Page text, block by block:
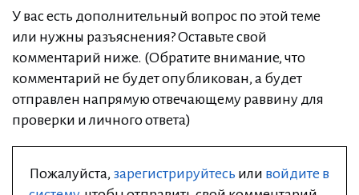
У вас есть дополнительный вопрос по этой теме
или нужны разъяснения? Оставьте свой
комментарий ниже. (Обратите внимание, что
комментарий не будет опубликован, а будет
отправлен напрямую отвечающему раввину для
проверки и личного ответа)
Пожалуйста, зарегистрируйтесь или войдите в